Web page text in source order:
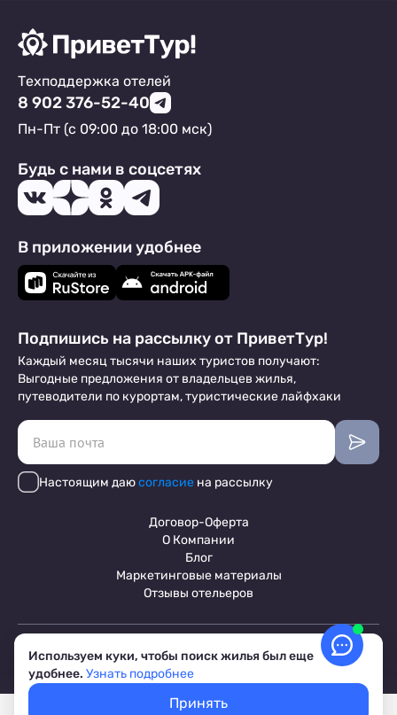
Техподдержка отелей
8 902 376-52-40
Пн-Пт (с 09:00 до 18:00 мск)
Будь с нами в соцсетях
В приложении удобнее
Подпишись на рассылку от ПриветТур!
Каждый месяц тысячи наших туристов получают:
Выгодные предложения от владельцев жилья,
путеводители по курортам, туристические лайфхаки
Настоящим даюсогласие на рассылку
Договор-Оферта
О Компании
Блог
Маркетинговые материалы
Отзывы отельеров
© 2017-2026 ПриветТур™
Российский сервис бронирования жилья, официальный сайт,
Пользовательское соглашение
Обработка персональных данных
Условия бронирования объектов
Используем куки, чтобы поиск жилья был еще
удобнее. Узнать подробнее
Принять